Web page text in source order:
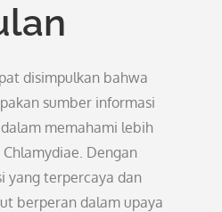
disimpulkan bahwa
sumber informasi
memahami lebih
Dengan
yang terpercaya dan
berperan dalam upaya